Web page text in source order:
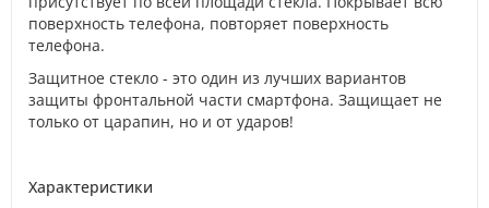
поверхность телефона, повторяет поверхность
телефона.
Защитное стекло - это один из лучших вариантов
защиты фронтальной части смартфона. Защищает не
только от царапин, но и от ударов!
Характеристики